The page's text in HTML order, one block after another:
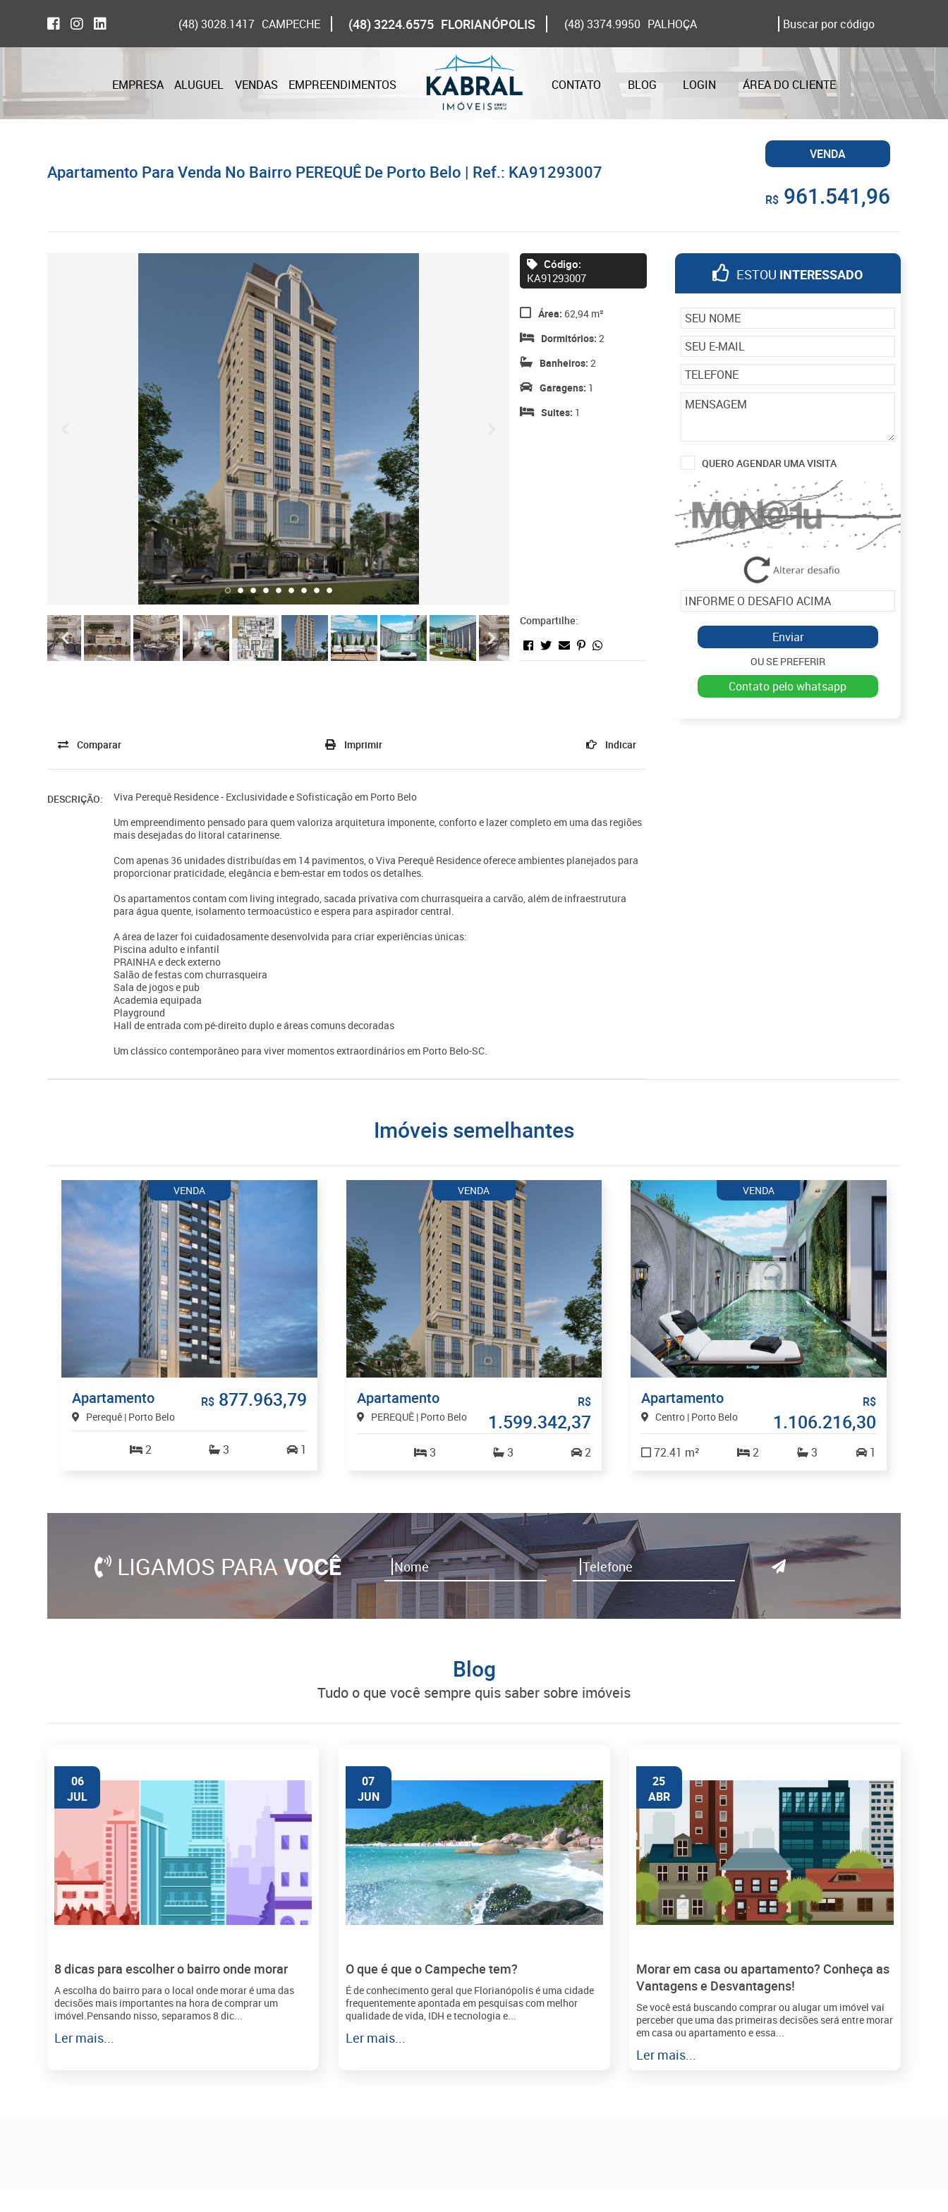
(48) 3028.1417 CAMPECHE (48) 3224.6575 FLORIANÓPOLIS (48) 3374.9950 PALHOÇA
EMPRESA ALUGUEL VENDAS EMPREENDIMENTOS CONTATO BLOG LOGIN ÁREA DO CLIENTE
Apartamento Para Venda No Bairro PEREQUÊ De Porto Belo | Ref.: KA91293007
VENDA
R$961.541,96
ESTOU INTERESSADO
QUERO AGENDAR UMA VISITA
Enviar
OU SE PREFERIR
contato pelo whatsapp
Código:
KA91293007
Área: 62,94 m²
Dormitórios: 2
Banheiros: 2
Garagens: 1
Suites: 1
Compartilhe:
Comparar Imprimir Indicar
DESCRIÇÃO:
Viva Perequê Residence - Exclusividade e Sofisticação em Porto Belo
Um empreendimento pensado para quem valoriza arquitetura imponente, conforto e lazer completo em uma das regiões
mais desejadas do litoral catarinense.
Com apenas 36 unidades distribuídas em 14 pavimentos, o Viva Perequê Residence oferece ambientes planejados para
proporcionar praticidade, elegância e bem-estar em todos os detalhes.
Os apartamentos contam com living integrado, sacada privativa com churrasqueira a carvão, além de infraestrutura
para água quente, isolamento termoacústico e espera para aspirador central.
A área de lazer foi cuidadosamente desenvolvida para criar experiências únicas:
Piscina adulto e infantil
PRAINHA e deck externo
Salão de festas com churrasqueira
Sala de jogos e pub
Academia equipada
Playground
Hall de entrada com pé-direito duplo e áreas comuns decoradas
Um clássico contemporâneo para viver momentos extraordinários em Porto Belo-SC.
imóveis semelhantes
VENDA
Apartamento
Perequê | Porto Belo
R$ 877.963,79
2 3 1
VENDA
Apartamento
PEREQUÊ | Porto Belo
R$
1.599.342,37
3 3 2
VENDA
Apartamento
Centro | Porto Belo
R$
1.106.216,30
72.41 m² 2 3 1
LIGAMOS PARAVOCÊ
Blog
tudo o que você sempre quis saber sobre imóveis
06
JUL
8 dicas para escolher o bairro onde morar
A escolha do bairro para o local onde morar é uma das
decisões mais importantes na hora de comprar um
imóvel.Pensando nisso, separamos 8 dic...
Ler mais...
07
JUN
O que é que o Campeche tem?
É de conhecimento geral que Florianópolis é uma cidade
frequentemente apontada em pesquisas com melhor
qualidade de vida, IDH e tecnologia e...
Ler mais...
25
ABR
Morar em casa ou apartamento? Conheça as
Vantagens e Desvantagens!
Se você está buscando comprar ou alugar um imóvel vai
perceber que uma das primeiras decisões será entre morar
em casa ou apartamento e essa...
Ler mais...